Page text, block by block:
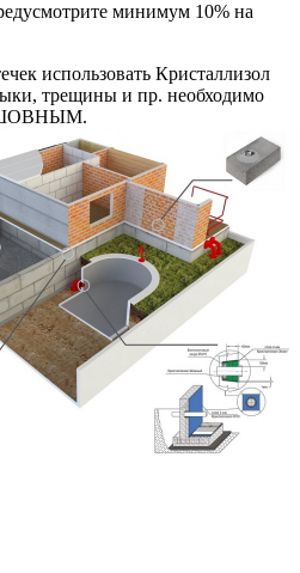
минимум 10% на
использовать Кристаллизол
трещины и пр. необходимо
ШОВНЫМ.